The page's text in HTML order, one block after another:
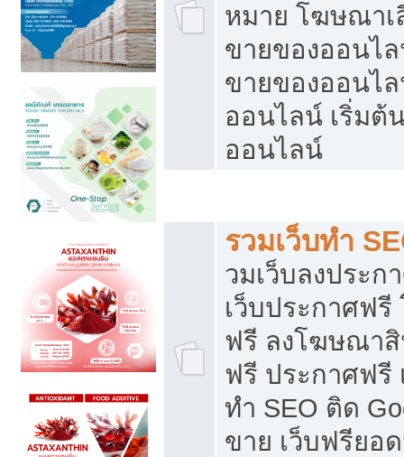
หมาย โฆษณาเ
ขายของออนไ
ขายของออนไ
ออนไลน์ เริ่มต้
ออนไลน์
รวมเว็บทำ
วมเว็บลงประก
เว็บประกาศฟ
ฟรี ลงโฆษณา
ฟรี ประกาศฟรี
ทำ SEO ติด
ขาย เว็บฟรียอ